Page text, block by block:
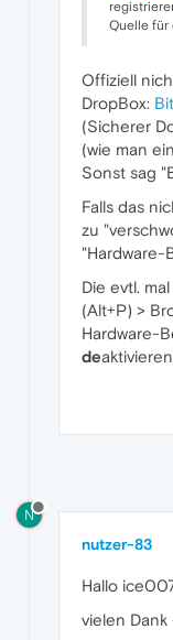
Quelle für
Offiziell
DropBox:
(Sicherer
(wie man
Sonst sag
Falls das
zu
"Hardware-
Die evtl.
(Alt+P) >
Hardware-
de
N
nutzer-83
Hallo
vielen